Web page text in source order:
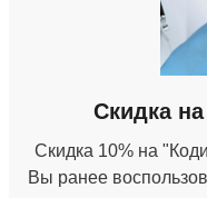
Скидка
Скидка 10% на
Вы ранее